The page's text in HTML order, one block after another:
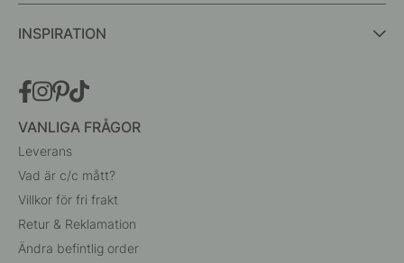
INSPIRATION
VANLIGA FRÅGOR
Leverans
Vad är c/c mått?
Villkor för fri frakt
Retur & Reklamation
Ändra befintlig order